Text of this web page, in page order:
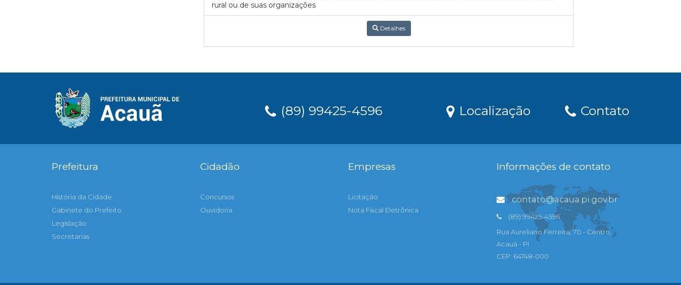
rural ou de suas organizações
Detalhes
(89) 99425-4596 Localização Contato
Prefeitura
História da Cidade
Gabinete do Prefeito
Legislação
Secretarias
Cidadão
Concursos
Ouvidoria
Empresas
Licitação
Nota Fiscal Eletrônica
Informações de contato
contato@acaua.pi.gov.br
(89) 99425-4596
Rua Aureliano Ferreira, 70 - Centro,
Acauã - PI
CEP: 64748-000